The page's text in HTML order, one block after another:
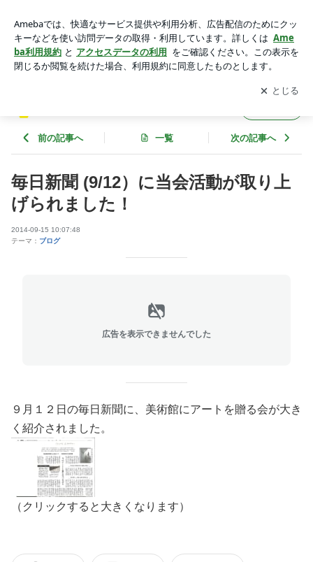
にアートを贈る会のブログ
アプリをダウンロードして ブログの更新通知
を受け取りまし
ょう。
開く
前の記事へ 一覧 次の記事へ
毎日新聞 (9/12）に当会活動が取り上
げられました！
2014-09-15 10:07:48
テーマ： ブログ
広告を表示できませんでした
９月１２日の毎日新聞に、美術館にアートを贈る会が大き
く紹介されました。
（クリックすると大きくなります）